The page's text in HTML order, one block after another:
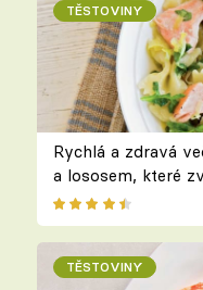
TĚSTOVINY
Rychlá a zdravá
a lososem, které
TĚSTOVINY